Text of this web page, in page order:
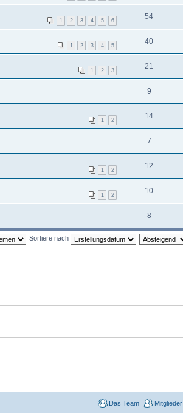
1 2 3 4 5 6 54
1 2 3 4 5 40
1 2 3 21
9
1 2 14
7
1 2 12
1 2 10
8
Sortiere nach
Mitglieder
Das Team